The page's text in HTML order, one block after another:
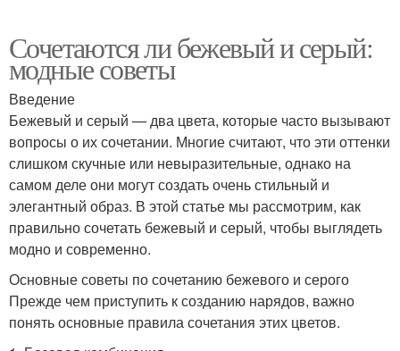
Сочетаются ли бежевый и серый:
модные советы
Введение
Бежевый и серый — два цвета, которые часто вызывают
вопросы о их сочетании. Многие считают, что эти оттенки
слишком скучные или невыразительные, однако на
самом деле они могут создать очень стильный и
элегантный образ. В этой статье мы рассмотрим, как
правильно сочетать бежевый и серый, чтобы выглядеть
модно и современно.
Основные советы по сочетанию бежевого и серого
Прежде чем приступить к созданию нарядов, важно
понять основные правила сочетания этих цветов.